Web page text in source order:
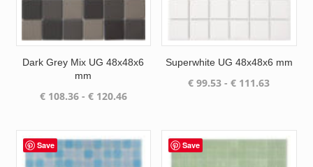
Dark Grey Mix UG 48x48x6
mm
€108.36 - €120.46Prijsklasse:
€ 120.46
Superwhite UG 48x48x6 mm
€ 99.53 - € 111.63
€ 111.63
Save Save